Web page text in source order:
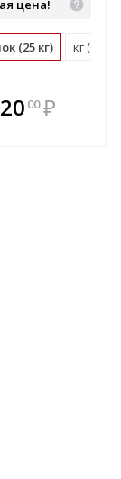
(0.1 мешок)
цена!
(25 кг) кг (0.04
00 ₽